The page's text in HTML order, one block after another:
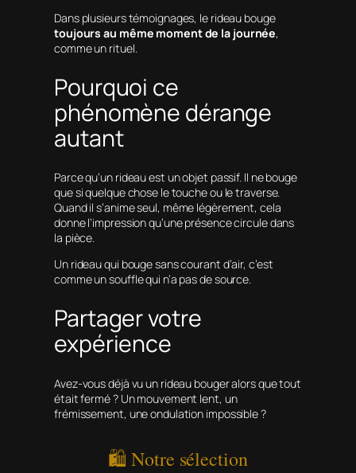
Dans plusieurs témoignages, le rideau bouge
toujours au même moment de la journée,
comme un rituel.
Pourquoi ce
phénomène dérange
autant
Parce qu’un rideau est un objet passif. Il ne bouge
que si quelque chose le touche ou le traverse.
Quand il s’anime seul, même légèrement, cela
donne l’impression qu’une présence circule dans
la pièce.
Un rideau qui bouge sans courant d’air, c’est
comme un souffle qui n’a pas de source.
Partager votre
expérience
Avez-vous déjà vu un rideau bouger alors que tout
était fermé ? Un mouvement lent, un
frémissement, une ondulation impossible ?
🛍 Notre sélection